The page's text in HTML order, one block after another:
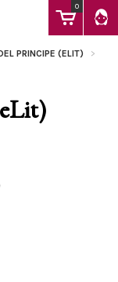
0
PRINCIPE (ELIT)